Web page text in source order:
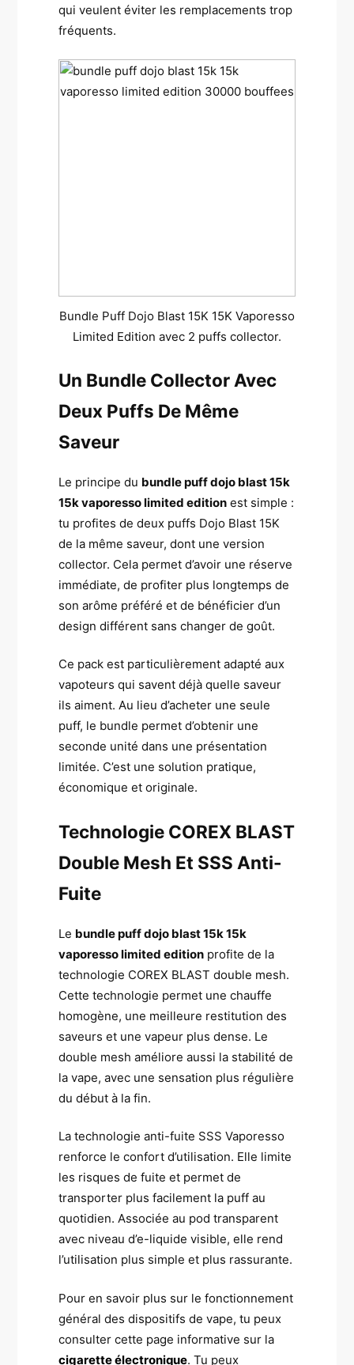
qui veulent éviter les remplacements trop
fréquents.
Bundle Puff Dojo Blast 15K 15K Vaporesso
Limited Edition avec 2 puffs collector.
Un Bundle Collector Avec
Deux Puffs De Même
Saveur
Le principe du bundle puff dojo blast 15k
15k vaporesso limited edition est simple :
tu profites de deux puffs Dojo Blast 15K
de la même saveur, dont une version
collector. Cela permet d’avoir une réserve
immédiate, de profiter plus longtemps de
son arôme préféré et de bénéficier d’un
design différent sans changer de goût.
Ce pack est particulièrement adapté aux
vapoteurs qui savent déjà quelle saveur
ils aiment. Au lieu d’acheter une seule
puff, le bundle permet d’obtenir une
seconde unité dans une présentation
limitée. C’est une solution pratique,
économique et originale.
Technologie COREX BLAST
Double Mesh Et SSS Anti-
Fuite
Le bundle puff dojo blast 15k 15k
vaporesso limited edition profite de la
technologie COREX BLAST double mesh.
Cette technologie permet une chauffe
homogène, une meilleure restitution des
saveurs et une vapeur plus dense. Le
double mesh améliore aussi la stabilité de
la vape, avec une sensation plus régulière
du début à la fin.
La technologie anti-fuite SSS Vaporesso
renforce le confort d’utilisation. Elle limite
les risques de fuite et permet de
transporter plus facilement la puff au
quotidien. Associée au pod transparent
avec niveau d’e-liquide visible, elle rend
l’utilisation plus simple et plus rassurante.
Pour en savoir plus sur le fonctionnement
général des dispositifs de vape, tu peux
consulter cette page informative sur la
cigarette électronique. Tu peux